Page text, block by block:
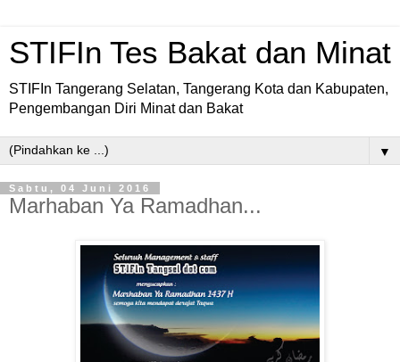
STIFIn Tes Bakat dan Minat
STIFIn Tangerang Selatan, Tangerang Kota dan Kabupaten,
Pengembangan Diri Minat dan Bakat
▼
Sabtu, 04 Juni 2016
Marhaban Ya Ramadhan...